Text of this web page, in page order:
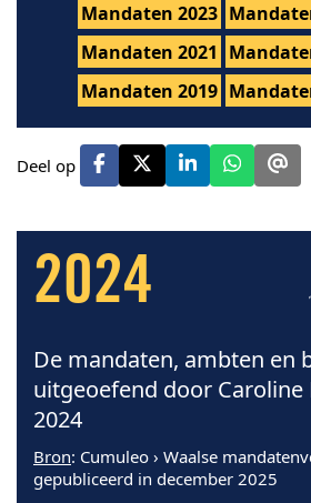
Mandaten 2023
Mandaten 2021
Mandaten 2019
Deel op
2024
De mandaten, ambten en
uitgeoefend door Caroline
2024
Bron: Cumuleo › Waalse
gepubliceerd in december 2025